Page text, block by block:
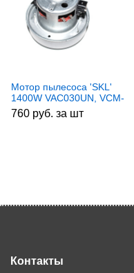
Мотор пылесоса 'SKL'
1400W VAC030UN, VCM-
K50HU, YDC42, DJ31-
00005H, DJ31-00005K,
760 руб. за шт
Контакты